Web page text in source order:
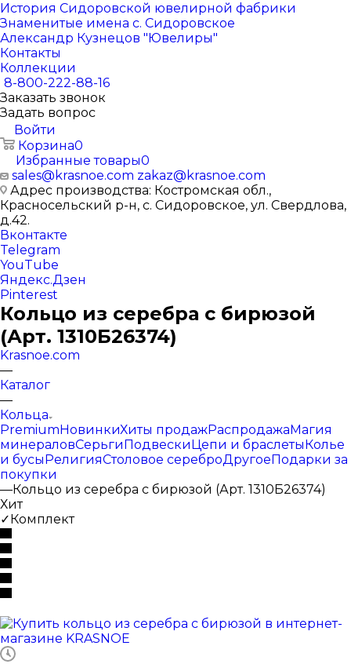
История Сидоровской ювелирной фабрики
Знаменитые имена с. Сидоровское
Александр Кузнецов "Ювелиры"
Контакты
Коллекции
8-800-222-88-16
Заказать звонок
Задать вопрос
Войти
Корзина0
Избранные товары0
sales@krasnoe.com zakaz@krasnoe.com
Адрес производства: Костромская обл.,
Красносельский р-н, с. Сидоровское, ул. Свердлова,
д.42.
Вконтакте
Telegram
YouTube
Яндекс.Дзен
Pinterest
Кольцо из серебра с бирюзой
(Арт. 1310Б26374)
Krasnoe.com
—
Каталог
—
Кольца
PremiumНовинкиХиты продажРаспродажаМагия
минераловСерьгиПодвескиЦепи и браслетыКолье
и бусыРелигияСтоловое сереброДругоеПодарки за
покупки
—Кольцо из серебра с бирюзой (Арт. 1310Б26374)
Хит
✓Комплект